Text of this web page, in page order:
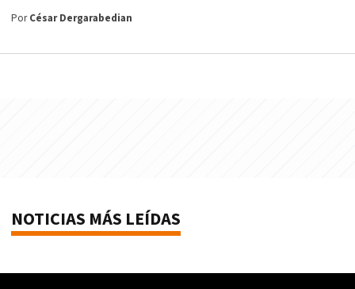
PorCésar Dergarabedian
NOTICIAS MÁS LEÍDAS